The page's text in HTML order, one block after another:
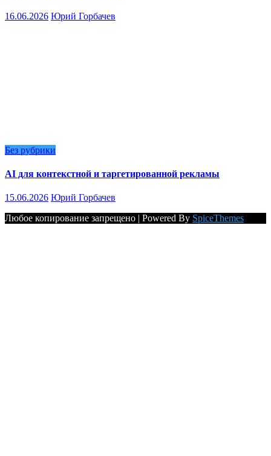
16.06.2026 Юрий Горбачев
Без рубрики
AI для контекстной и таргетированной рекламы
15.06.2026 Юрий Горбачев
Любое копирование запрещено | Powered By SpiceThemes